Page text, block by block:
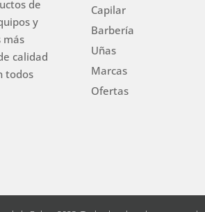
de
y
más
calidad
todos
Capilar
Barbería
Uñas
Marcas
Ofertas